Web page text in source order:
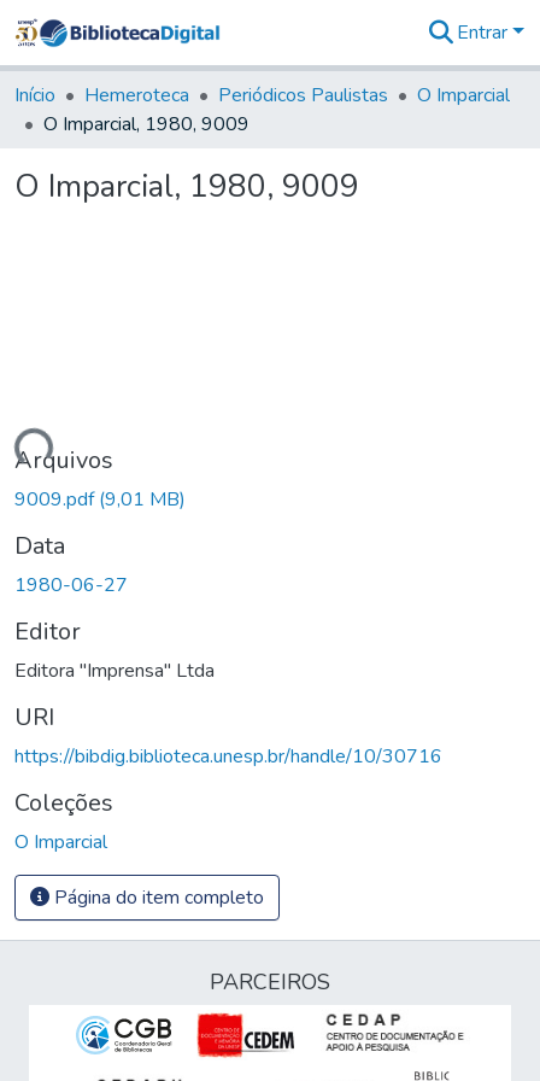
&
Coleções
Tudo na
Digital
Entrar
Início Hemeroteca Periódicos Paulistas
O Imparcial
O Imparcial, 1980, 9009
O Imparcial, 1980, 9009
Arquivos
9009.pdf(9,01 MB)
Data
1980-06-27
Editor
Editora "Imprensa" Ltda
URI
https://bibdig.biblioteca.unesp.br/handle/10/30716
Coleções
O Imparcial
Página do item completo
PARCEIROS